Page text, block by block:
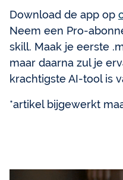
Download de app op
Neem een Pro-
skill. Maak je eerste
maar daarna zul je
krachtigste AI-tool is
*artikel bijgewerkt